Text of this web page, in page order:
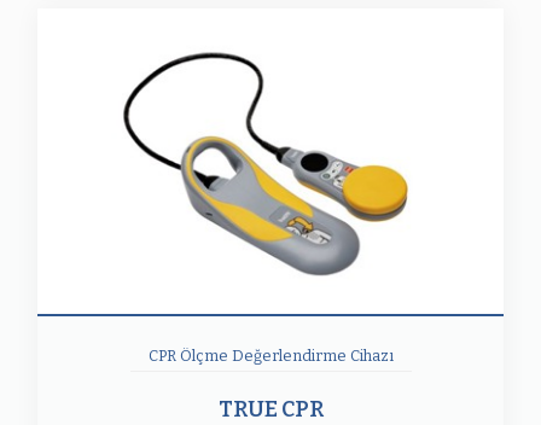
CPR Ölçme Değerlendirme Cihazı
TRUE CPR